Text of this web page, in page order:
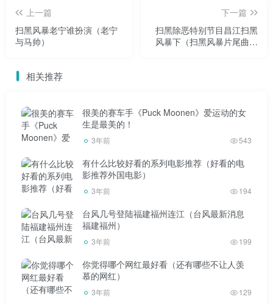
只能说明“知识产权”这个词在不同的人之间是不一样的，有
些人甚至对此一无所知。
扫黑风暴泄露全集下载
专利其实是一种知识产权。
这个“泄露版本”的事情。说实话，就连近20年的操场埋
尸案都能破。应该很容易解决泄露的版本-但它是报道此案的
电影。后续呢
如果最初的泄露发生了，你将受到失去一切的惩罚，并
在监狱里度过几年。
如果提供存储的云盘和播放网站，可以赔偿拍摄者索赔
的损失，外加三倍的罚款。
上一篇
扫黑风暴老宁谁扮演（老宁
与马帅）
下一篇
扫黑除恶特别节目昌江扫黑
风暴下（扫黑风暴片尾曲中
相关推荐
很美的赛车手《Puck Moonen》爱运动的女
生是最美的！
3年前 543
有什么比较好看的系列电影推荐（好看的电
影推荐外国电影）
3年前 194
台风几号登陆福建福州连江（台风最新消息
福建福州）
3年前 199
你觉得哪个网红最好看（还有哪些不让人羡
慕的网红）
3年前 129